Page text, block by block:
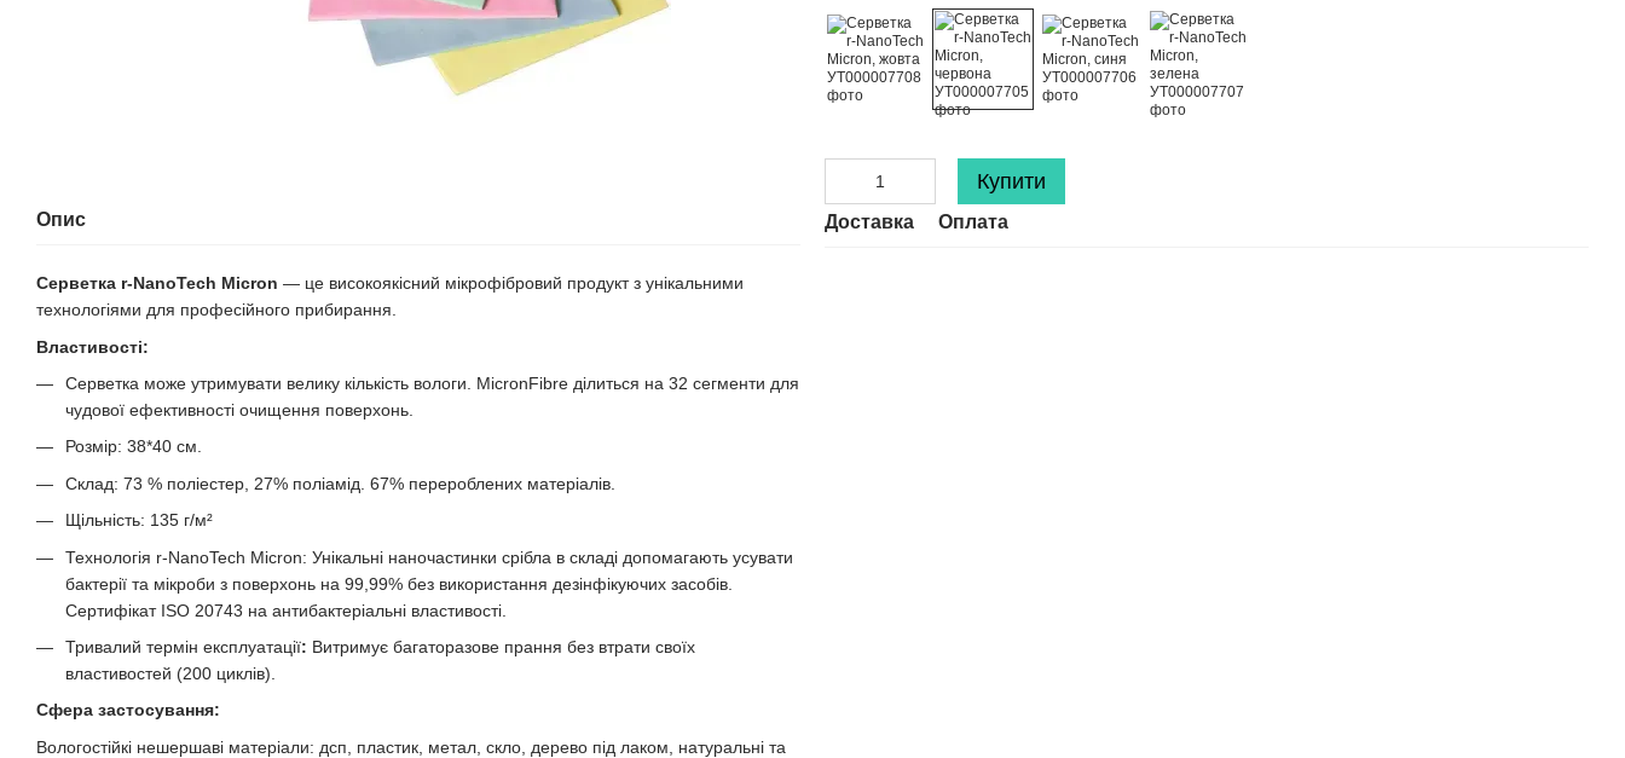
Опис
Серветка r-NanoTech Micron — це високоякісний мікрофібровий продукт з унікальними
технологіями для професійного прибирання.
Властивості:
Серветка може утримувати велику кількість вологи. MicronFibre ділиться на 32 сегменти для
чудової ефективності очищення поверхонь.
Розмір: 38*40 см.
Склад: 73 % поліестер, 27% поліамід. 67% перероблених матеріалів.
Щільність: 135 г/м²
Технологія r-NanoTech Micron: Унікальні наночастинки срібла в складі допомагають усувати
бактерії та мікроби з поверхонь на 99,99% без використання дезінфікуючих засобів.
Сертифікат ISO 20743 на антибактеріальні властивості.
Тривалий термін експлуатації: Витримує багаторазове прання без втрати своїх
властивостей (200 циклів).
Сфера застосування:
Вологостійкі нешершаві матеріали: дсп, пластик, метал, скло, дерево під лаком, натуральні та
Купити
Доставка Оплата